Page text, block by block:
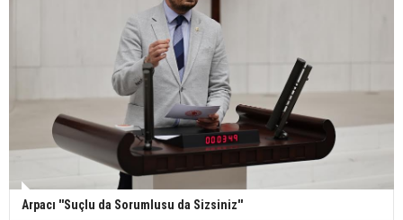
Arpacı ''Suçlu da Sorumlusu da Sizsiniz''